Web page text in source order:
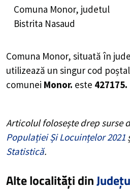
Comuna Monor, judetul
Bistrita Nasaud
Comuna Monor, situată în
utilizează un singur cod
comunei Monor. este 427175.
Articolul folosește drep surse
Populației Și Locuințelor 2021
Statistică.
Alte localități din